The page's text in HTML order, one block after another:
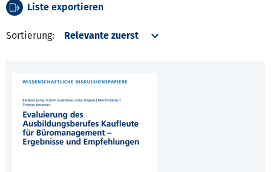
Liste exportieren
Sortierung: